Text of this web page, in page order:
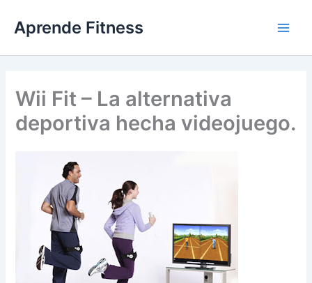
contenido
Aprende Fitness
Wii Fit – La alternativa
deportiva hecha videojuego.